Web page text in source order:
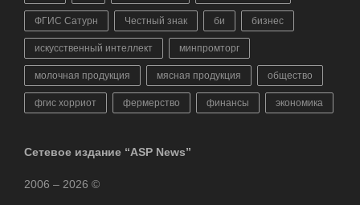
ФГИС Сатурн Честный знак би бизнес
искусственный интеллект минпромторг
молочная продукция мясная продукция общество
фгис хорриот фермерство финансы экономика
Сетевое издание “ASP News”
2006 – 2026 ©